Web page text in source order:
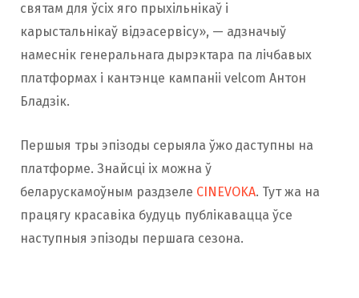
святам для ўсіх яго прыхільнікаў і
карыстальнікаў відэасервісу», — адзначыў
намеснік генеральнага дырэктара па лічбавых
платформах і кантэнце кампаніі velcom Антон
Бладзік.
Першыя тры эпізоды серыяла ўжо даступны на
платформе. Знайсці іх можна ў
беларускамоўным раздзеле CINEVOKA. Тут жа на
працягу красавіка будуць публікавацца ўсе
наступныя эпізоды першага сезона.